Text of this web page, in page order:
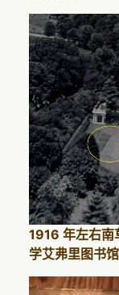
1916 年左右南
学艾弗里图书馆